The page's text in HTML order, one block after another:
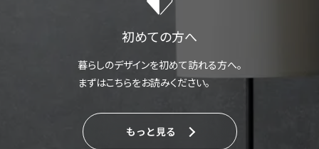
初めての方へ
暮らしのデザインを初めて訪れる方へ。
まずはこちらをお読みください。
もっと見る